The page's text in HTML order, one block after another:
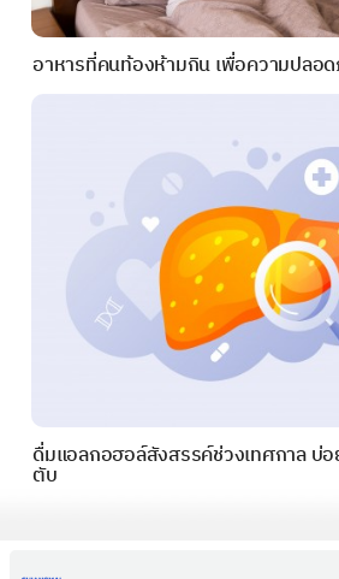
อาหารที่คนท้องห้ามกิน เพื่อความปลอ
ดื่มแอลกอฮอล์สังสรรค์ช่วงเทศกาล บ่อ
ตับ